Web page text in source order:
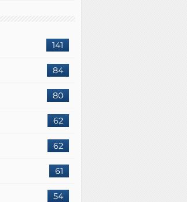
141
84
80
62
62
61
54